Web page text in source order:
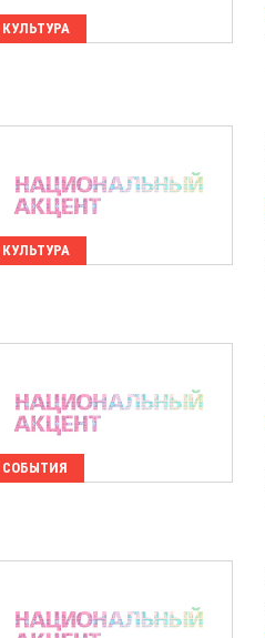
КУЛЬТУРА
КУЛЬТУРА
СОБЫТИЯ